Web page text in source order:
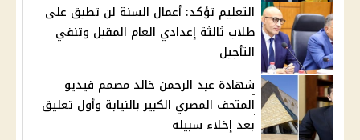
التعليم تؤكد: أعمال السنة لن تطبق على
طلاب ثالثة إعدادي العام المقبل وتنفي
التأجيل
شهادة عبد الرحمن خالد مصمم فيديو
المتحف المصري الكبير بالنيابة وأول تعليق
بعد إخلاء سبيله